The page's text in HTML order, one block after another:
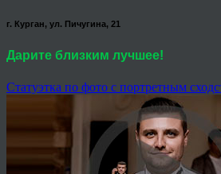
г. Курган, ул. Пичугина, 21
Дарите близким лучшее!
Статуэтка по фото с портретным